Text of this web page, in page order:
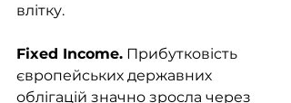
влітку.
Fixed Income. Прибутковість
європейських державних
облігацій значно зросла через